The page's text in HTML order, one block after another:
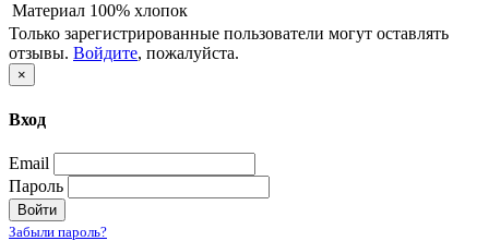
Материал 100% хлопок
Только зарегистрированные пользователи могут оставлять
отзывы. Войдите, пожалуйста.
×
Вход
Email
Пароль
Войти
Забыли пароль?